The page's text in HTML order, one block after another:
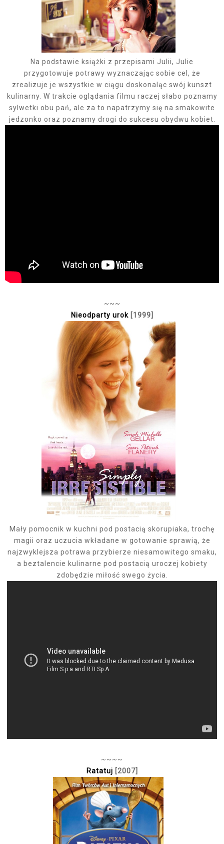
Na podstawie książki z przepisami Julii, Julie
przygotowuje potrawy wyznaczając sobie cel, że
zrealizuje je wszystkie w ciągu doskonaląc swój kunszt
kulinarny. W trakcie oglądania filmu raczej słabo poznamy
sylwetki obu pań, ale za to napatrzymy się na smakowite
jedzonko oraz poznamy drogi do sukcesu obydwu kobiet.
~~~
Nieodparty urok[1999]
Mały pomocnik w kuchni pod postacią skorupiaka, trochę
magii oraz uczucia wkładane w gotowanie sprawią, że
najzwyklejsza potrawa przybierze niesamowitego smaku,
a beztalencie kulinarne pod postacią uroczej kobiety
zdobędzie miłość swego życia.
~~~~
Ratatuj [2007]